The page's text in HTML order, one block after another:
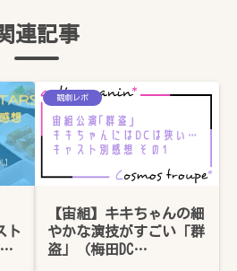
連記事
ト
観劇レポ
【宙組】キキちゃんの細
やかな演技がすごい「群
盗」（梅田DC